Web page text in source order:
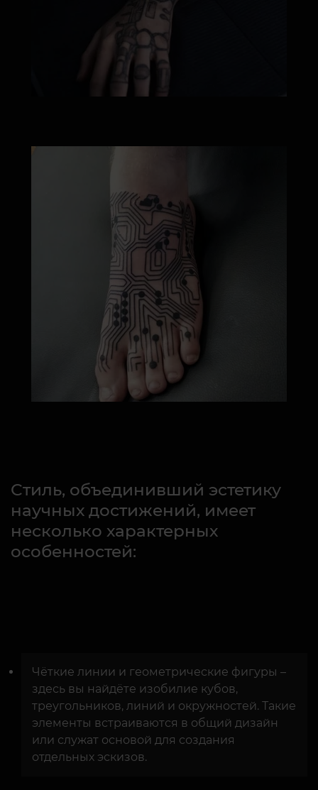
Стиль, объединивший эстетику
научных достижений, имеет
несколько характерных
особенностей:
Чёткие линии и геометрические фигуры –
здесь вы найдёте изобилие кубов,
треугольников, линий и окружностей. Такие
элементы встраиваются в общий дизайн
или служат основой для создания
отдельных эскизов.